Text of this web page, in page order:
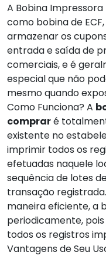
A Bobina
como bobina de
armazenar os
entrada e saída de
comerciais, e é
especial que não
mesmo quando
Como Funciona? A
compraré
existente no
imprimir todos os
efetuadas naquele
sequência de lotes
transação
maneira eficiente, a
periodicamente,
todos os registros
Vantagens de Seu